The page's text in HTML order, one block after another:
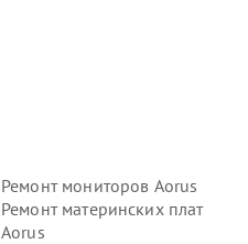
Ремонт мониторов Aorus
Ремонт материнских плат
Aorus